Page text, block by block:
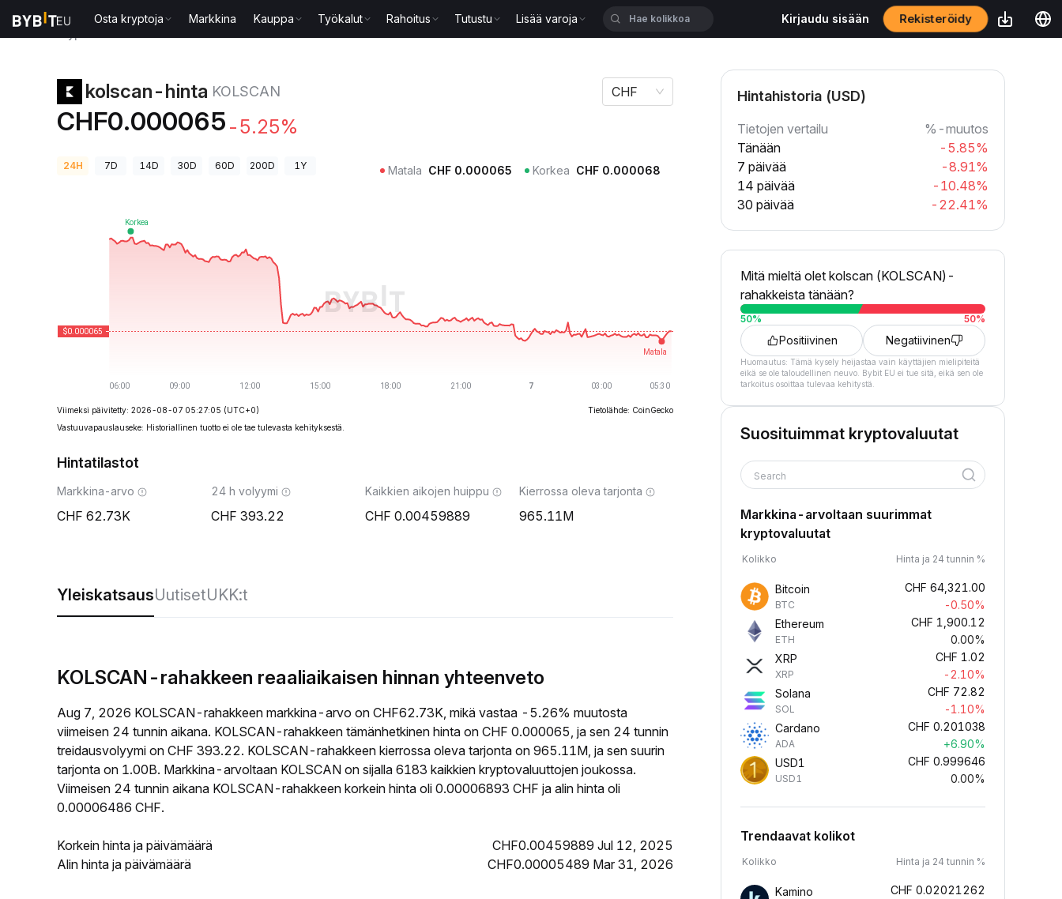
Osta kryptoja Markkina Kauppa Työkalut Rahoitus Tutustu Lisää varoja Kirjaudu sisään Rekisteröidy
kolscan-hinta KOLSCAN
CHF0.000065 -5.25%
CHF
24H 7D 14D 30D 60D 200D 1Y Matala CHF 0.000065 Korkea CHF 0.000068
Viimeksi päivitetty: 2026-08-07 05:27:05 (UTC+0)
Tietolähde: CoinGecko
Vastuuvapauslauseke: Historiallinen tuotto ei ole tae tulevasta kehityksestä.
Hintatilastot
Markkina-arvo
62.73K
24 h volyymi
393.22
Kaikkien aikojen huippu
0.00459889
Kierrossa oleva tarjonta
965.11M
YleiskatsausUutisetUKK:t
KOLSCAN-rahakkeen reaaliaikaisen hinnan yhteenveto
Aug 7, 2026 KOLSCAN-rahakkeen markkina-arvo on CHF62.73K, mikä vastaa -5.26% muutosta
viimeisen 24 tunnin aikana. KOLSCAN-rahakkeen tämänhetkinen hinta on CHF 0.000065, ja sen 24 tunnin
treidausvolyymi on CHF 393.22. KOLSCAN-rahakkeen kierrossa oleva tarjonta on 965.11M, ja sen suurin
tarjonta on 1.00B. Markkina-arvoltaan KOLSCAN on sijalla 6183 kaikkien kryptovaluuttojen joukossa.
Viimeisen 24 tunnin aikana KOLSCAN-rahakkeen korkein hinta oli 0.00006893 CHF ja alin hinta oli
0.00006486 CHF.
Korkein hinta ja päivämäärä
CHF0.00459889 Jul 12, 2025
Alin hinta ja päivämäärä
CHF0.00005489 Mar 31, 2026
Hintahistoria (USD)
Tietojen vertailu
%-muutos
Tänään
-5.85%
7 päivää
-8.91%
14 päivää
-10.48%
30 päivää
-22.41%
Mitä mieltä olet kolscan (KOLSCAN)-
rahakkeista tänään?
50% 50%
Positiivinen Negatiivinen
Huomautus: Tämä kysely heijastaa vain käyttäjien mielipiteitä
eikä se ole taloudellinen neuvo. Bybit EU ei tue sitä, eikä sen ole
tarkoitus osoittaa tulevaa kehitystä.
Suosituimmat kryptovaluutat
Search
Markkina-arvoltaan suurimmat
kryptovaluutat
Kolikko Hinta ja 24 tunnin %
Bitcoin
BTC
CHF 64,321.00
-0.50%
Ethereum
ETH
CHF 1,900.12
0.00%
XRP
XRP
CHF 1.02
-2.10%
Solana
SOL
CHF 72.82
-1.10%
Cardano
ADA
CHF 0.201038
+6.90%
USD1
USD1
CHF 0.999646
0.00%
Trendaavat kolikot
Kolikko Hinta ja 24 tunnin %
Kamino CHF 0.02021262